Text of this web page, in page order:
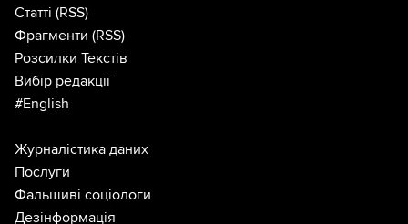
Статті (RSS)
Фрагменти (RSS)
Розсилки Текстів
Вибір редакції
#English
Журналістика даних
Послуги
Фальшиві соціологи
Дезінформація